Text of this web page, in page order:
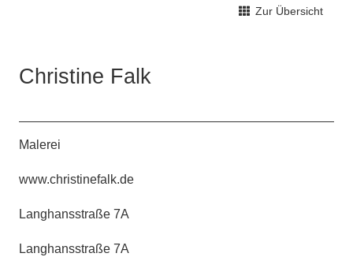
Zur Übersicht
Christine Falk
Malerei
www.christinefalk.de
Langhansstraße 7A
Langhansstraße 7A